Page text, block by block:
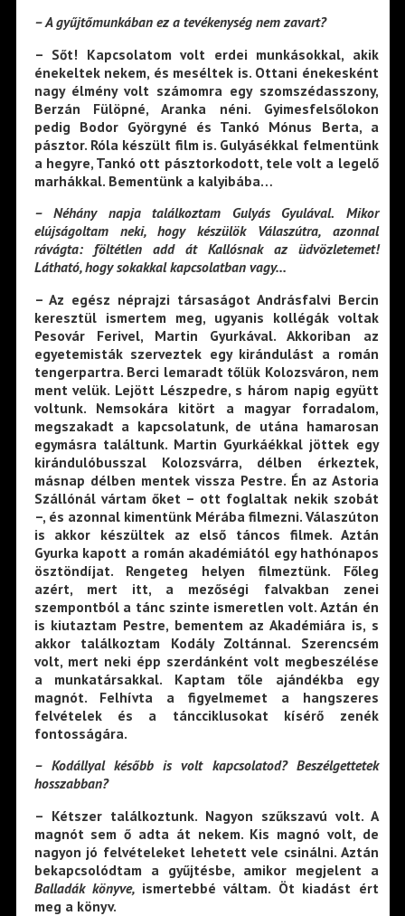
– A gyűjtőmunkában ez a tevékenység nem zavart?
– Sőt! Kapcsolatom volt erdei munkásokkal, akik
énekeltek nekem, és meséltek is. Ottani énekesként
nagy élmény volt számomra egy szomszédasszony,
Berzán Fülöpné, Aranka néni. Gyimesfelsőlokon
pedig Bodor Györgyné és Tankó Mónus Berta, a
pásztor. Róla készült film is. Gulyásékkal felmentünk
a hegyre, Tankó ott pásztorkodott, tele volt a legelő
marhákkal. Bementünk a kalyibába…
– Néhány napja találkoztam Gulyás Gyulával.
Mikor
elújságoltam neki, hogy készülök Válaszútra, azonnal
rávágta: föltétlen add át Kallósnak az üdvözletemet!
Látható, hogy sokakkal kapcsolatban vagy…
– Az egész néprajzi társaságot Andrásfalvi Bercin
keresztül ismertem meg, ugyanis kollégák voltak
Pesovár Ferivel, Martin Gyurkával. Akkoriban az
egyetemisták szerveztek egy kirándulást a román
tengerpartra. Berci lemaradt tőlük Kolozsváron, nem
ment velük. Lejött Lészpedre, s három napig együtt
voltunk. Nemsokára kitört a magyar forradalom,
megszakadt a kapcsolatunk, de utána hamarosan
egymásra találtunk. Martin Gyurkáékkal jöttek egy
kirándulóbusszal Kolozsvárra, délben érkeztek,
másnap délben mentek vissza Pestre. Én az Astoria
Szállónál vártam őket – ott foglaltak nekik szobát
–, és azonnal kimentünk Mérába filmezni. Válaszúton
is akkor készültek az első táncos filmek. Aztán
Gyurka kapott a román akadémiától egy hathónapos
ösztöndíjat. Rengeteg helyen filmeztünk. Főleg
azért, mert itt, a mezőségi falvakban zenei
szempontból a tánc szinte ismeretlen volt. Aztán én
is kiutaztam Pestre, bementem az Akadémiára is, s
akkor találkoztam Kodály Zoltánnal. Szerencsém
volt, mert neki épp szerdánként volt megbeszélése
a munkatársakkal. Kaptam tőle ajándékba egy
magnót. Felhívta a figyelmemet a hangszeres
felvételek és a táncciklusokat kísérő zenék
fontosságára.
– Kodállyal később is volt kapcsolatod? Beszélgettetek
hosszabban?
– Kétszer találkoztunk. Nagyon szűkszavú volt. A
magnót sem ő adta át nekem. Kis magnó volt, de
nagyon jó felvételeket lehetett vele csinálni. Aztán
bekapcsolódtam a gyűjtésbe, amikor megjelent a
Balladák könyve, ismertebbé váltam. Öt kiadást ért
meg a könyv.